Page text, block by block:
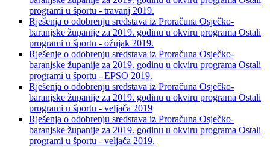
programi u športu - travanj 2019.
Rješenja o odobrenju sredstava iz Proračuna Osječko-
baranjske županije za 2019. godinu u okviru programa Ostali
programi u športu - ožujak 2019.
Rješenje o odobrenju sredstava iz Proračuna Osječko-
baranjske županije za 2019. godinu u okviru programa Ostali
programi u športu - EPSO 2019.
Rješenja o odobrenju sredstava iz Proračuna Osječko-
baranjske županije za 2019. godinu u okviru programa Ostali
programi u športu - veljača 2019
Rješenja o odobrenju sredstava iz Proračuna Osječko-
baranjske županije za 2019. godinu u okviru programa Ostali
programi u športu - veljača 2019.